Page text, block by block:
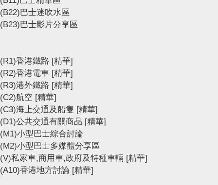
(B22)巴士迷吹水區
(B23)巴士影片分享區
(R1)香港鐵路 [精華]
(R2)香港電車 [精華]
(R3)港外鐵路 [精華]
(C2)航空 [精華]
(C3)海上交通及船隻 [精華]
(D1)公共交通有關商品 [精華]
(M1)小型巴士綜合討論
(M2)小型巴士多媒體分享區
(V)私家車,商用車,政府及特種車輛 [精華]
(A10)香港地方討論 [精華]